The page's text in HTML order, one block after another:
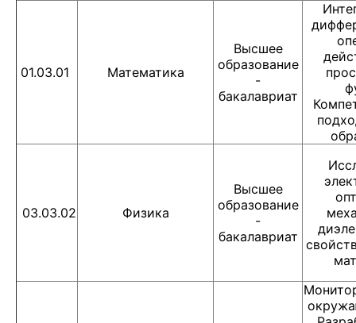
01.03.01 Математика
Высшее
образование
-
бакалавриат
03.03.02 Физика
Высшее
образование
-
бакалавриат